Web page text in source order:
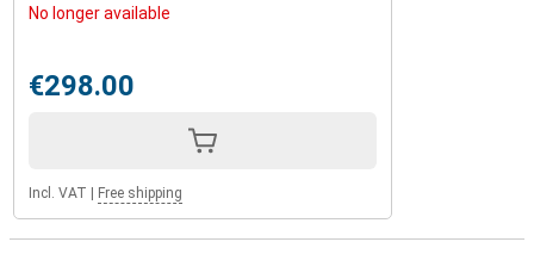
No longer available
€298.00
Incl. VAT Free shipping